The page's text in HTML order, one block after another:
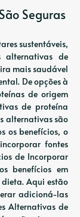
Seguras
sustentáveis,
alternativas de
mais saudável
De opções à
de origem
de proteína
alternativas são
os benefícios, o
fontes
de Incorporar
benefícios em
Aqui estão
adicioná-las
Alternativas de